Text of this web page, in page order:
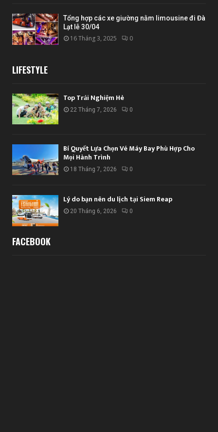
Tổng hợp các xe giường nằm limousine đi Đà
Lạt lễ 30/04
16 Tháng 3, 2025 0
LIFESTYLE
Top Trải Nghiệm Hè
22 Tháng 7, 2026 0
Bí Quyết Lựa Chọn Vé Máy Bay Phù Hợp Cho
Mọi Hành Trình
18 Tháng 7, 2026 0
Lý do bạn nên du lịch tại Siem Reap
20 Tháng 6, 2026 0
FACEBOOK